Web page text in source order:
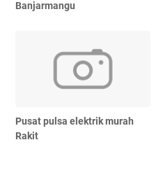
Banjarmangu
Pusat pulsa elektrik murah
Rakit